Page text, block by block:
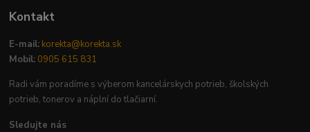
Kontakt
E-mail: korekta@korekta.sk
Mobil: 0905 615 831
Radi vám poradíme s výberom kancelárskych potrieb, školských
potrieb, tonerov a náplní do tlačiarní.
Sledujte nás